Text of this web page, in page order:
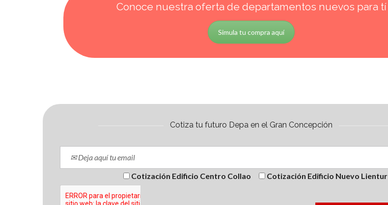
Conoce nuestra oferta de departamentos nuevos para tí
Simula tu compra aquí
Cotiza tu futuro Depa en el Gran Concepción
Cotización Edificio Centro Collao Cotización Edificio Nuevo Lientur